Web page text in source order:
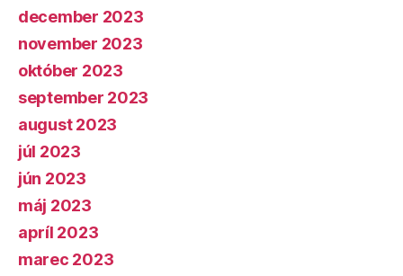
december 2023
november 2023
október 2023
september 2023
august 2023
júl 2023
jún 2023
máj 2023
apríl 2023
marec 2023